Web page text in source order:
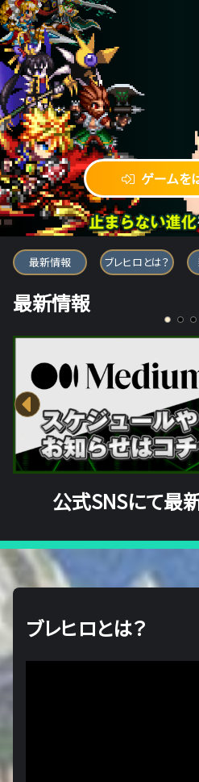
ゲームを
ブレイブ フロンテ
最新情報 ブレヒロとは？
最新情報
公式SNSにて最
ブレヒロとは？